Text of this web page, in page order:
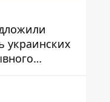
украинских
это может